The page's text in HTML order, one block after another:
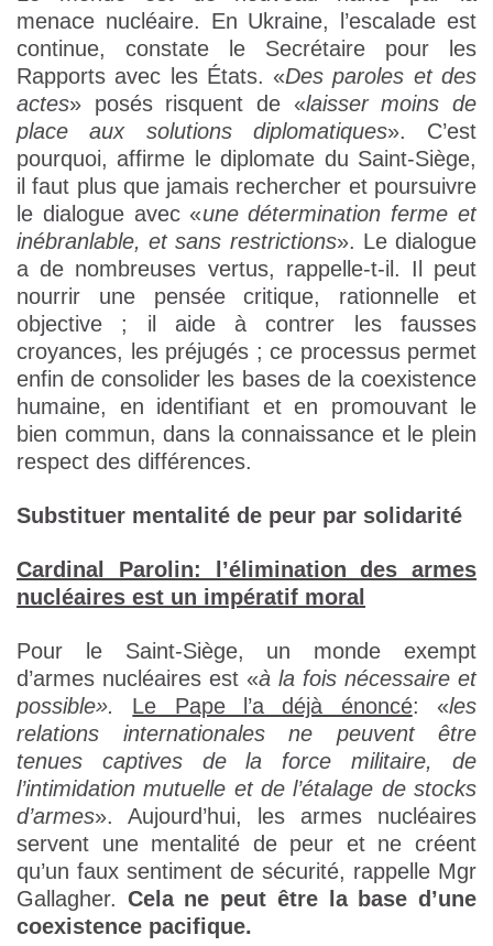
menace nucléaire. En Ukraine, l’escalade est
continue, constate le Secrétaire pour les
Rapports avec les États. «Des paroles et des
actes» posés risquent de «laisser moins de
place aux solutions diplomatiques». C’est
pourquoi, affirme le diplomate du Saint-Siège,
il faut plus que jamais rechercher et poursuivre
le dialogue avec «une détermination ferme et
inébranlable, et sans restrictions». Le dialogue
a de nombreuses vertus, rappelle-t-il. Il peut
nourrir une pensée critique, rationnelle et
objective ; il aide à contrer les fausses
croyances, les préjugés ; ce processus permet
enfin de consolider les bases de la coexistence
humaine, en identifiant et en promouvant le
bien commun, dans la connaissance et le plein
respect des différences.
Substituer mentalité de peur par solidarité
Cardinal Parolin: l’élimination des armes
nucléaires est un impératif moral
Pour le Saint-Siège, un monde exempt
d’armes nucléaires est «à la fois nécessaire et
possible».
Le Pape l’a déjà énoncé: «les
relations internationales ne peuvent être
tenues captives de la force militaire, de
l’intimidation mutuelle et de l’étalage de stocks
d’armes». Aujourd’hui, les armes nucléaires
servent une mentalité de peur et ne créent
qu’un faux sentiment de sécurité, rappelle Mgr
Gallagher. Cela ne peut être la base d’une
coexistence pacifique.